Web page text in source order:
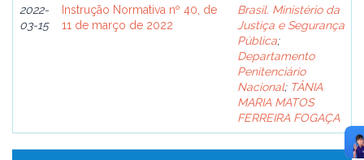
2022-
03-15
Instrução Normativa nº 40, de
11 de março de 2022
Brasil. Ministério da
Justiça e Segurança
Pública;
Departamento
Penitenciário
Nacional; TÂNIA
MARIA MATOS
FERREIRA FOGAÇA